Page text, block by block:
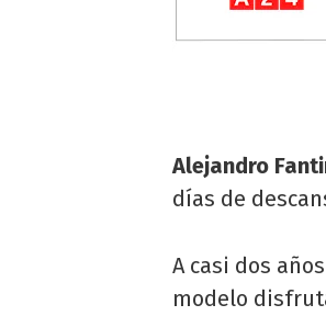
Alejandro
días de
A casi dos
modelo